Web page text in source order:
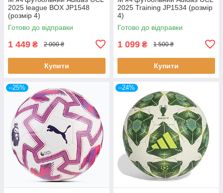
2025 league BOX JP1548
(розмір 4)
Готово до відправки
1 449 ₴ 2 000 ₴
Купити
2025 Training JP1534 (розмір
4)
Готово до відправки
1 099 ₴ 1 500 ₴
Купити
–25% –24%